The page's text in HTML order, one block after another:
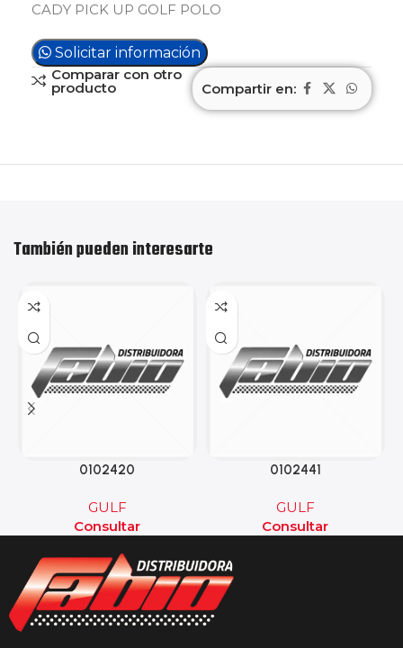
CADY PICK UP GOLF POLO
Solicitar información
Comparar con otro
producto Compartir en:
También pueden interesarte
0102420
GULF
Consultar
0102441
GULF
Consultar